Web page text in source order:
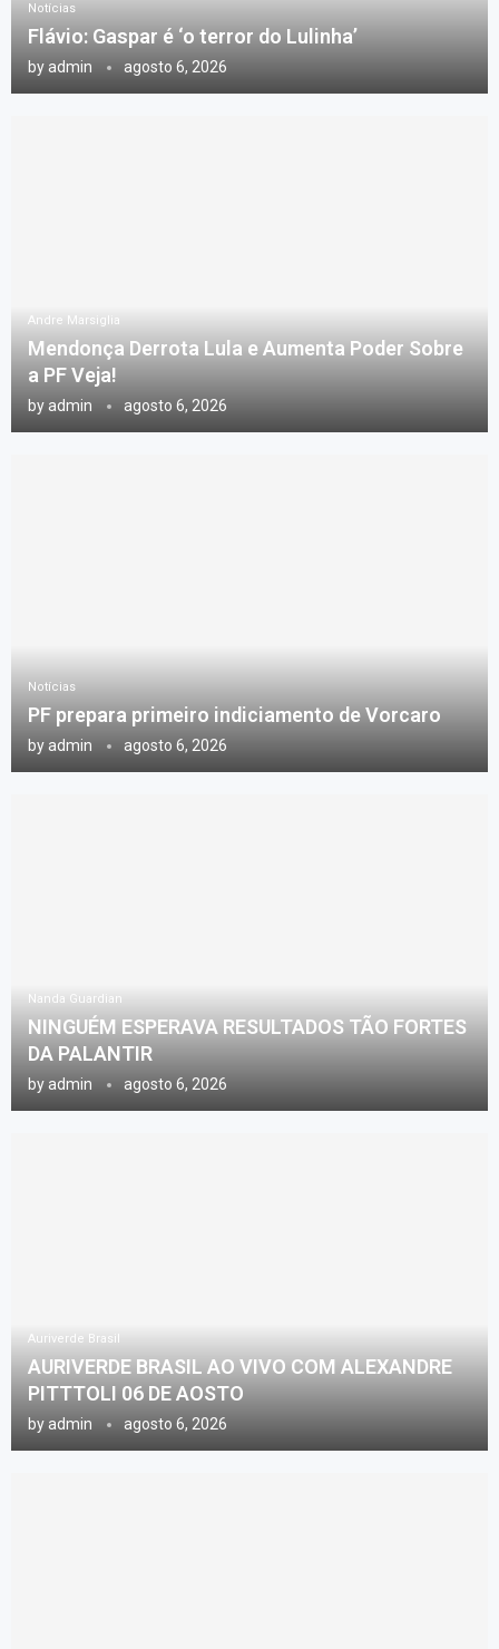
Notícias
Flávio: Gaspar é ‘o terror do Lulinha’
by admin agosto 6, 2026
Andre Marsiglia
Mendonça Derrota Lula e Aumenta Poder Sobre
a PF Veja!
by admin agosto 6, 2026
Notícias
PF prepara primeiro indiciamento de Vorcaro
by admin agosto 6, 2026
Nanda Guardian
NINGUÉM ESPERAVA RESULTADOS TÃO FORTES
DA PALANTIR
byadmin agosto 6, 2026
Auriverde Brasil
AURIVERDE BRASIL AO VIVO COM ALEXANDRE
PITTTOLI 06 DE AOSTO
by admin agosto 6, 2026